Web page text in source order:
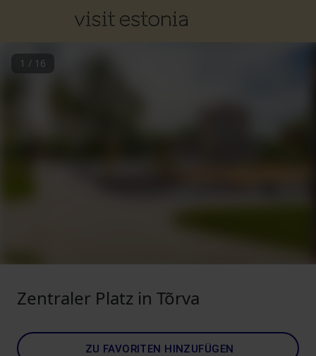
1 / 16
Zentraler Platz in Tõrva
ZU FAVORITEN HINZUFÜGEN